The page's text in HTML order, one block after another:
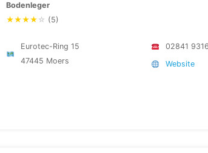
Bodenleger
★★★★ ☆ (5)
Eurotec-Ring 15
47445 Moers
02841
Website